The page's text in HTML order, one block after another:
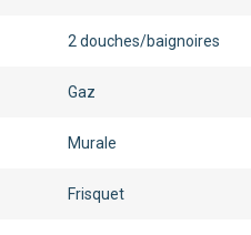
2 douches/baignoires
Gaz
Murale
Frisquet